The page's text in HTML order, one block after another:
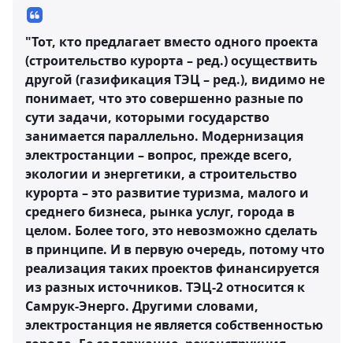
"Тот, кто предлагает вместо одного проекта
(строительство курорта – ред.) осуществить
другой (газификация ТЭЦ – ред.), видимо не
понимает, что это совершенно разные по
сути задачи, которыми государство
занимается параллельно. Модернизация
электростанции – вопрос, прежде всего,
экологии и энергетики, а строительство
курорта – это развитие туризма, малого и
среднего бизнеса, рынка услуг, города в
целом. Более того, это невозможно сделать
в принципе. И в первую очередь, потому что
реализация таких проектов финансируется
из разных источников. ТЭЦ-2 относится к
Самрук-Энерго. Другими словами,
электростанция не является собственностью